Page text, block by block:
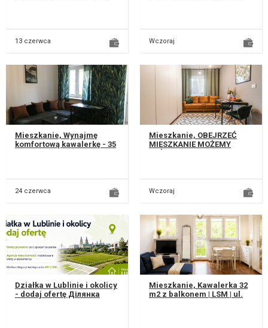
13 czerwca Wczoraj
Mieszkanie, Wynajmę
komfortową kawalerkę - 35
24 czerwca
Mieszkanie, OBEJRZEĆ
MIESZKANIE MOŻEMY
Wczoraj
Działka w Lublinie i okolicy
- dodaj ofertę Ділянка
Mieszkanie, Kawalerka 32
m2 z balkonem | LSM | ul.